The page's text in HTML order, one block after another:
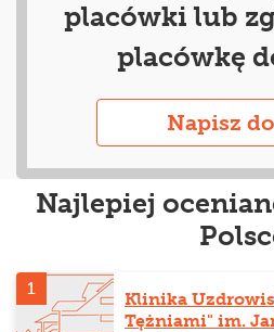
placówki lub
placówkę
Napisz
Najlepiej
1
Klinika
Tężniami" im.